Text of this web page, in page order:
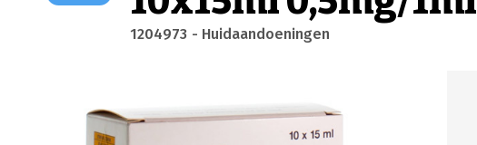
1204973 - Huidaandoeningen